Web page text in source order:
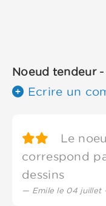
Noeud tendeur
Ecrire un
Le
correspond
dessins
Emile le 04 juillet